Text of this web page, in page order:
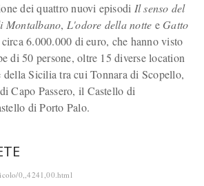
dei quattro nuovi episodi Il senso del
Montalbano, L'odore della notte e Gatto
6.000.000 di euro, che hanno visto
di 50 persone, oltre 15 diverse location
della Sicilia tra cui Tonnara di Scopello,
Capo Passero, il Castello di
di Porto Palo.
0,,4241,00.html